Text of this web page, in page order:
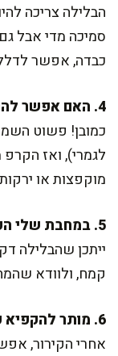
הבלילה צריכה
סמיכה מדי אבל
כבדה, אפשר
4. האם אפשר להכין ממנה מילויים מלוחים?
כמובן! פשוט
לגמרי), ואז הקרפ
מוקפצות או
5. במחבת שלי הקרפים נקרעים. מה לעשות?
ייתכן שהבלילה
קמח, ולוודא
6. מותר להקפיא קרפים?
אחרי הקירור,